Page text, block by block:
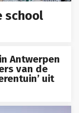
school
Antwerpen
van de
uit